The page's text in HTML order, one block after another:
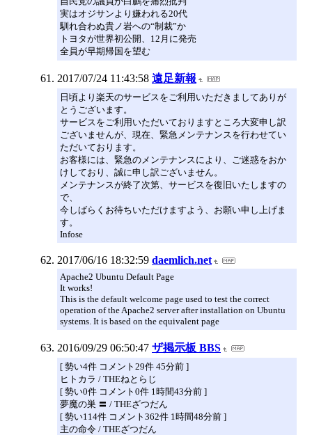
実はオジサンより嫌われる20代
馴れ合わぬ貴ノ岩への“制裁”か
トヨタが世界初公開、12月に発売
全員が早期帰国を望む
2017/07/24 11:43:58 遠足新報
日頃より楽天のサービスをご利用いただきましてありが
とうございます。
サービスをご利用いただいておりますところ大変申し訳
ございませんが、現在、緊急メンテナンスを行わせてい
ただいております。
お客様には、緊急のメンテナンスにより、ご迷惑をおか
けしており、誠に申し訳ございません。
メンテナンスが終了次第、サービスを復旧いたしますの
で、
今しばらくお待ちいただけますよう、お願い申し上げま
す。
Infose
2017/06/16 18:32:59 daemlich.net
Apache2 Ubuntu Default Page
It works!
This is the default welcome page used to test the correct
operation of the Apache2 server after installation on Ubuntu
systems. It is based on the equivalent page
2016/09/29 06:50:47 ザ掲示板 BBS
[ 勢い4件 コメント29件 45分前 ]
ヒトカラ / THEねとらじ
[ 勢い0件 コメント0件 1時間43分前 ]
夢魔の巣 〓 / THEざつだん
[ 勢い114件 コメント362件 1時間48分前 ]
主の命令 / THEざつだん